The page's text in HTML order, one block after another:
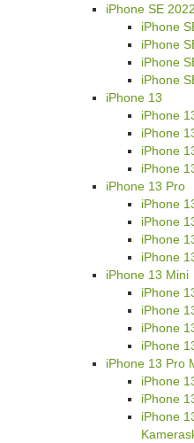
iPhone SE 2022
iPhone
iPhone
iPhone
iPhone
iPhone 13
iPhone
iPhone
iPhone
iPhone
iPhone 13 Pro
iPhone
iPhone
iPhone
iPhone
iPhone 13 Mini
iPhone
iPhone
iPhone
iPhone
iPhone 13 Pro
iPhone
iPhone
iPhone